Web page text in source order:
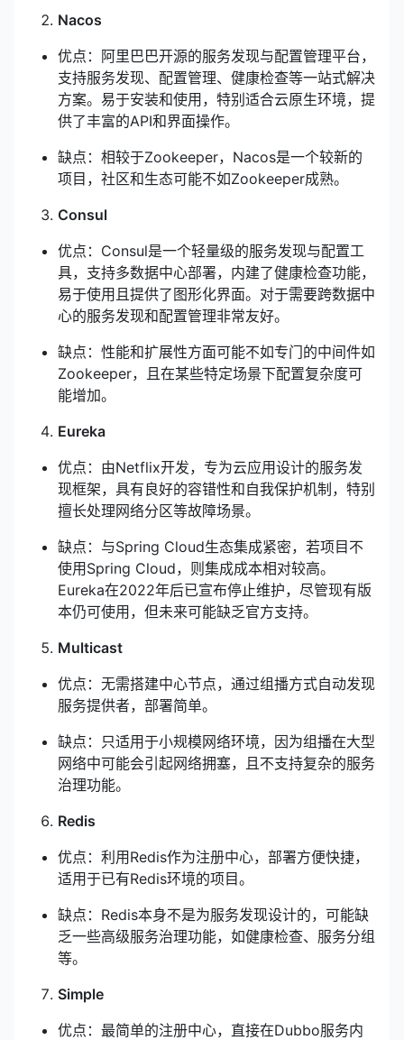
Nacos
优点：阿里巴巴开源的服务发现与配置管理平台，
支持服务发现、配置管理、健康检查等一站式解决
方案。易于安装和使用，特别适合云原生环境，提
供了丰富的API和界面操作。
缺点：相较于Zookeeper，Nacos是一个较新的
项目，社区和生态可能不如Zookeeper成熟。
Consul
优点：Consul是一个轻量级的服务发现与配置工
具，支持多数据中心部署，内建了健康检查功能，
易于使用且提供了图形化界面。对于需要跨数据中
心的服务发现和配置管理非常友好。
缺点：性能和扩展性方面可能不如专门的中间件如
Zookeeper，且在某些特定场景下配置复杂度可
能增加。
Eureka
优点：由Netflix开发，专为云应用设计的服务发
现框架，具有良好的容错性和自我保护机制，特别
擅长处理网络分区等故障场景。
缺点：与Spring Cloud生态集成紧密，若项目不
使用Spring Cloud，则集成成本相对较高。
Eureka在2022年后已宣布停止维护，尽管现有版
本仍可使用，但未来可能缺乏官方支持。
Multicast
优点：无需搭建中心节点，通过组播方式自动发现
服务提供者，部署简单。
缺点：只适用于小规模网络环境，因为组播在大型
网络中可能会引起网络拥塞，且不支持复杂的服务
治理功能。
Redis
优点：利用Redis作为注册中心，部署方便快捷，
适用于已有Redis环境的项目。
缺点：Redis本身不是为服务发现设计的，可能缺
乏一些高级服务治理功能，如健康检查、服务分组
等。
Simple
优点：最简单的注册中心，直接在Dubbo服务内